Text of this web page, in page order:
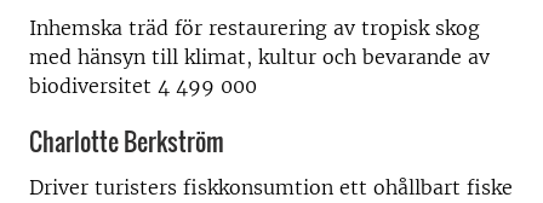
Inhemska träd för restaurering av tropisk skog
med hänsyn till klimat, kultur och bevarande av
biodiversitet 4 499 000
Charlotte Berkström
Driver turisters fiskkonsumtion ett ohållbart fiske